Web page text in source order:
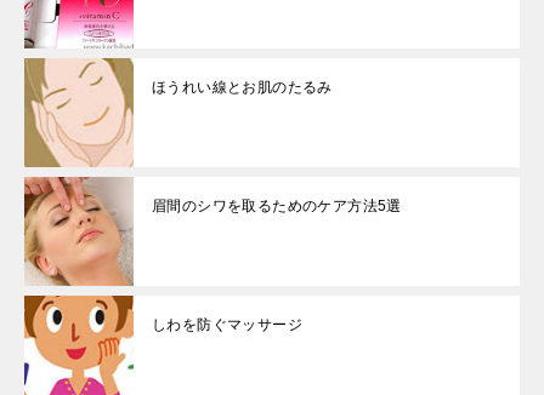
ほうれい線とお肌のたるみ
眉間のシワを取るためのケア方法5選
しわを防ぐマッサージ